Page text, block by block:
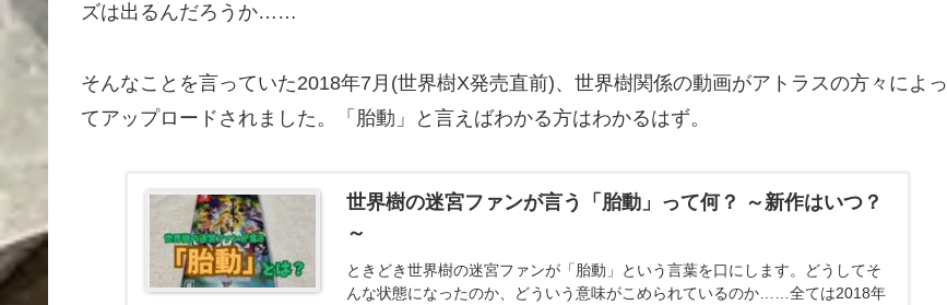
ズは出るんだろうか……
そんなことを言っていた2018年7月(世界樹X発売直前)、世界樹関係の動画がアトラスの方々によっ
てアップロードされました。「胎動」と言えばわかる方はわかるはず。
世界樹の迷宮ファンが言う「胎動」って何？ ～新作はいつ？
～
ときどき世界樹の迷宮ファンが「胎動」という言葉を口にします。どうしてそ
んな状態になったのか、どういう意味がこめられているのか……全ては2018年